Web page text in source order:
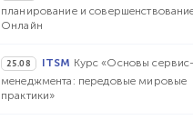
планирование и
Онлайн
25.08 ITSM Курс «Основы сервис-
менеджмента: передовые мировые
практики»